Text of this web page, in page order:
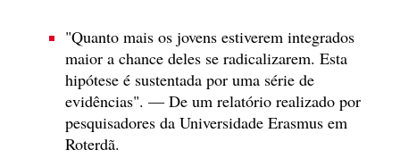
"Quanto mais os jovens estiverem integrados
maior a chance deles se radicalizarem. Esta
hipótese é sustentada por uma série de
evidências". — De um relatório realizado por
pesquisadores da Universidade Erasmus em
Roterdã.